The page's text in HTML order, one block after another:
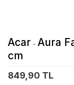
Acar - Aura
cm
849,90 TL